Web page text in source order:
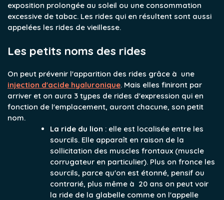
exposition prolongée au soleil ou une consommation
excessive de tabac. Les rides qui en résultent sont aussi
appelées les rides de vieillesse.
Les petits noms des rides
On peut prévenir l'apparition des rides grâce à une
injection d'acide hyaluronique. Mais elles finiront par
arriver et on aura 3 types de rides d'expression qui en
fonction de l'emplacement, auront chacune, son petit
nom.
La ride du lion : elle est localisée entre les
sourcils. Elle apparaît en raison de la
sollicitation des muscles frontaux (muscle
corrugateur en particulier). Plus on fronce les
sourcils, parce qu'on est étonné, pensif ou
contrarié, plus même à 20 ans on peut voir
la ride de la glabelle comme on l'appelle